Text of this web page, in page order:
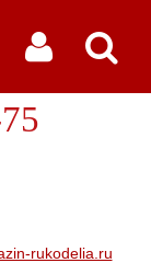
rukodelia.ru